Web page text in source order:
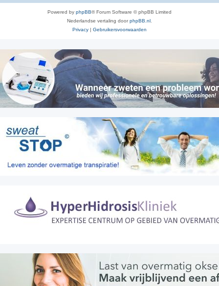
Powered by phpBB® Forum Software © phpBB Limited
Nederlandse vertaling doorphpBB.nl
Privacy | Gebruikersvoorwaarden